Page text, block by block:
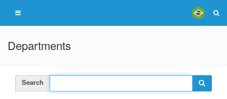
Departments
Search